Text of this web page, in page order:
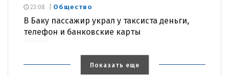
Общество
В Баку пассажир украл у таксиста деньги,
телефон и банковские карты
23:08
Показать еще